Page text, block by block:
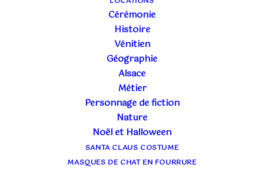
Cérémonie
Histoire
Vénitien
Géographie
Alsace
Métier
Personnage de fiction
Nature
Noël et Halloween
SANTA CLAUS COSTUME
MASQUES DE CHAT EN FOURRURE
PETITES HISTOIRES DES COSTUMES EN
LOCATION
| 7 MINUTES
COSTUME DE PETIT
RAMONEUR POUR LES
MARIAGES